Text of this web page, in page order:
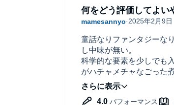
童話なりファンタジーな
し中味が無い。
科学的な要素を少しでも
がハチャメチャなごった
感じない。
矛盾を抱えた世界観の割
何をどう評価してよい